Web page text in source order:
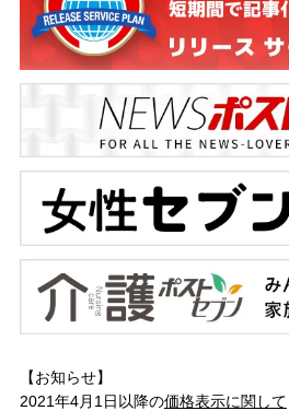
【お知らせ】
2021年4月1日以降の価格表示に関して